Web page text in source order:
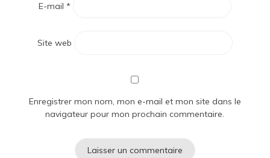
E-mail *
Site web
Enregistrer mon nom, mon e-mail et mon site dans le
navigateur pour mon prochain commentaire.